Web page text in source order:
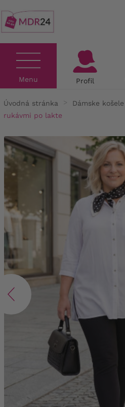
Menu Profil
Úvodná stránka Dámske košele
rukávmi po lakte